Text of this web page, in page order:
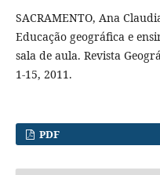
SACRAMENTO, Ana
Educação geográfica e
sala de aula. Revista
1-15, 2011.
PDF